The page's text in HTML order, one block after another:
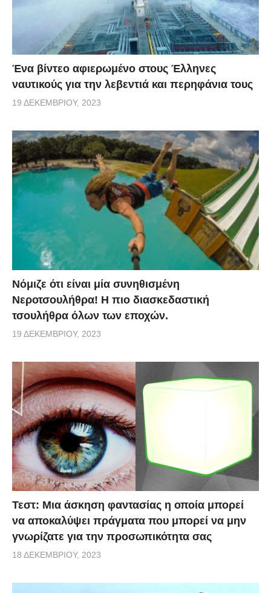
Ένα βίντεο αφιερωμένο στους Έλληνες
ναυτικούς για την λεβεντιά και περηφάνια τους
19 ΔΕΚΕΜΒΡΊΟΥ, 2023
Νόμιζε ότι είναι μία συνηθισμένη
Νεροτσουλήθρα! Η πιο διασκεδαστική
τσουλήθρα όλων των εποχών.
19 ΔΕΚΕΜΒΡΊΟΥ, 2023
Τεστ: Μια άσκηση φαντασίας η οποία μπορεί
να αποκαλύψει πράγματα που μπορεί να μην
γνωρίζατε για την προσωπικότητα σας
18 ΔΕΚΕΜΒΡΊΟΥ, 2023